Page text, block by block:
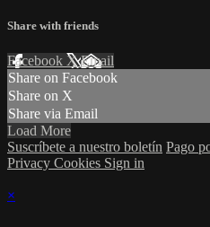
Share with friends
Facebook XEmail
Share on Facebook
Share on X
Share via Email
Load More
Suscríbete a nuestro boletín Pago
Privacy Cookies Sign in
×